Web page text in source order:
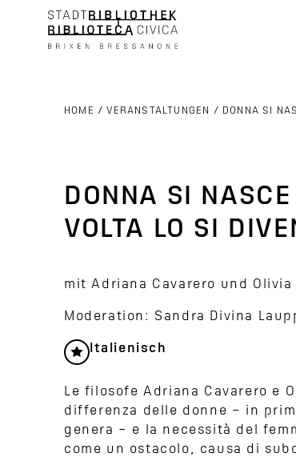
HOME /VERANSTALTUNGEN / DONNA SI
DONNA SI
VOLTA LO SI
mit Adriana Cavarero und Olivia
Moderation: Sandra Divina
Italienisch
Le filosofe Adriana Cavarero e
differenza delle donne − in
genera – e la necessità del
come un ostacolo, causa di